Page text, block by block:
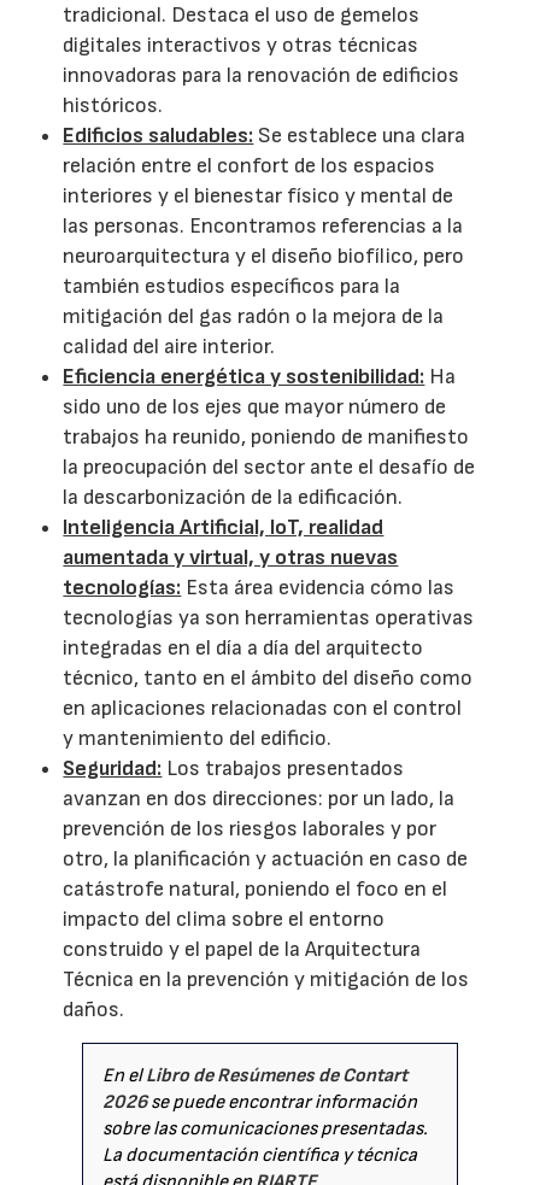
tradicional. Destaca el uso de gemelos
digitales interactivos y otras técnicas
innovadoras para la renovación de edificios
históricos.
Edificios saludables: Se establece una clara
relación entre el confort de los espacios
interiores y el bienestar físico y mental de
las personas. Encontramos referencias a la
neuroarquitectura y el diseño biofílico, pero
también estudios específicos para la
mitigación del gas radón o la mejora de la
calidad del aire interior.
Eficiencia energética y sostenibilidad: Ha
sido uno de los ejes que mayor número de
trabajos ha reunido, poniendo de manifiesto
la preocupación del sector ante el desafío de
la descarbonización de la edificación.
Inteligencia Artificial, IoT, realidad
aumentada y virtual, y otras nuevas
tecnologías: Esta área evidencia cómo las
tecnologías ya son herramientas operativas
integradas en el día a día del arquitecto
técnico, tanto en el ámbito del diseño como
en aplicaciones relacionadas con el control
y mantenimiento del edificio.
Seguridad: Los trabajos presentados
avanzan en dos direcciones: por un lado, la
prevención de los riesgos laborales y por
otro, la planificación y actuación en caso de
catástrofe natural, poniendo el foco en el
impacto del clima sobre el entorno
construido y el papel de la Arquitectura
Técnica en la prevención y mitigación de los
daños.
En elLibro de Resúmenes de Contart
2026se puede encontrar información
sobre las comunicaciones presentadas.
La documentación científica y técnica